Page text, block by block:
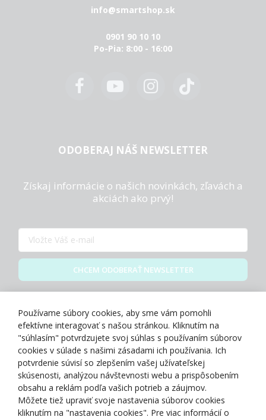
info@smartshop.sk
0901 90 10 10
Po-Pia: 8:00 - 16:00
ODOBERAJ NÁŠ NEWSLETTER
Získaj informácie o našich novinkách, zľavách a
akciách ako prvý!
CHCEM ODOBERAŤ NEWSLETTER
O NÁS
NAKUPOVANIE
Používame súbory cookies, aby sme vám pomohli
efektívne interagovať s našou stránkou. Kliknutím na
"súhlasím" potvrdzujete svoj súhlas s používaním súborov
cookies v súlade s našimi zásadami ich používania. Ich
potvrdenie súvisí so zlepšením vašej užívateľskej
skúsenosti, analýzou návštevnosti webu a prispôsobením
obsahu a reklám podľa vašich potrieb a záujmov.
Môžete tiež upraviť svoje nastavenia súborov cookies
kliknutím na "nastavenia cookies". Pre viac informácií o